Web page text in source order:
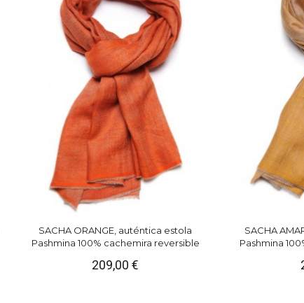
SACHA ORANGE, auténtica estola
Pashmina 100% cachemira reversible
209,00 €
SACHA
Pashmina